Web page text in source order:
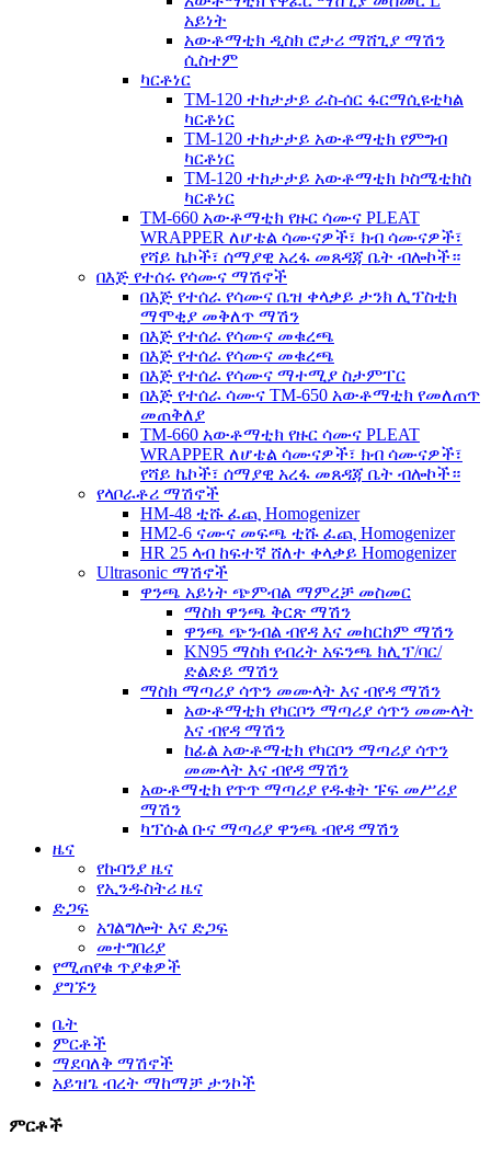
አይነት
አውቶማቲክ ዲስክ ሮታሪ ማሸጊያ ማሽን
ሲስተም
ካርቶነር
TM-120 ተከታታይ ራስ-ሰር ፋርማሲዩቲካል
ካርቶነር
TM-120 ተከታታይ አውቶማቲክ የምግብ
ካርቶነር
TM-120 ተከታታይ አውቶማቲክ ኮስሜቲክስ
ካርቶነር
TM-660 አውቶማቲክ የዙር ሳሙና PLEAT
WRAPPER ለሆቴል ሳሙናዎች፣ ክብ ሳሙናዎች፣
የሻይ ኬኮች፣ ሰማያዊ አረፋ መጸዳጃ ቤት ብሎኮች።
በእጅ የተሰሩ የሳሙና ማሽኖች
በእጅ የተሰራ የሳሙና ቤዝ ቀላቃይ ታንክ ሊፕስቲክ
ማሞቂያ መቅለጥ ማሽን
በእጅ የተሰራ የሳሙና መቁረጫ
በእጅ የተሰራ የሳሙና መቁረጫ
በእጅ የተሰራ የሳሙና ማተሚያ ስታምፐር
በእጅ የተሰራ ሳሙና TM-650 አውቶማቲክ የመለጠጥ
መጠቅለያ
TM-660 አውቶማቲክ የዙር ሳሙና PLEAT
WRAPPER ለሆቴል ሳሙናዎች፣ ክብ ሳሙናዎች፣
የሻይ ኬኮች፣ ሰማያዊ አረፋ መጸዳጃ ቤት ብሎኮች።
የላቦራቶሪ ማሽኖች
HM-48 ቲሹ ፈጪ Homogenizer
HM2-6 ናሙና መፍጫ ቲሹ ፈጪ Homogenizer
HR 25 ላብ ከፍተኛ ሸለተ ቀላቃይ Homogenizer
Ultrasonic ማሽኖች
ዋንጫ አይነት ጭምብል ማምረቻ መስመር
ማስክ ዋንጫ ቅርጽ ማሽን
ዋንጫ ጭንብል ብየዳ እና መከርከም ማሽን
KN95 ማስክ የብረት አፍንጫ ክሊፕ/ባር/
ድልድይ ማሽን
ማስክ ማጣሪያ ሳጥን መሙላት እና ብየዳ ማሽን
አውቶማቲክ የካርቦን ማጣሪያ ሳጥን መሙላት
እና ብየዳ ማሽን
ከፊል አውቶማቲክ የካርቦን ማጣሪያ ሳጥን
መሙላት እና ብየዳ ማሽን
አውቶማቲክ የጥጥ ማጣሪያ የዱቄት ፑፍ መሥሪያ
ማሽን
ካፕሱል ቡና ማጣሪያ ዋንጫ ብየዳ ማሽን
ዜና
የኩባንያ ዜና
የኢንዱስትሪ ዜና
ድጋፍ
አገልግሎት እና ድጋፍ
መተግበሪያ
የሚጠየቁ ጥያቄዎች
ያግኙን
ቤት
ምርቶች
ማደባለቅ ማሽኖች
አይዝጌ ብረት ማከማቻ ታንኮች
ምርቶች